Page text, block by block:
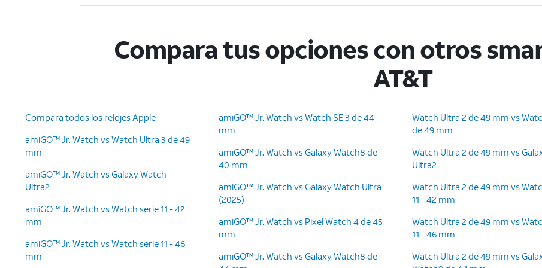
Compara tus opciones con otros
AT&T
Compara todos los relojes Apple
amiGO™ Jr. Watch vs Watch Ultra 3 de 49
mm
amiGO™ Jr. Watch vs Galaxy Watch
Ultra2
amiGO™ Jr. Watch vs Watch serie 11 - 42
mm
amiGO™ Jr. Watch vs Watch serie 11 - 46
mm
amiGO™ Jr. Watch vs Watch SE 3 de 44
mm
amiGO™ Jr. Watch vs Galaxy Watch8 de
40 mm
amiGO™ Jr. Watch vs Galaxy Watch Ultra
(2025)
amiGO™ Jr. Watch vs Pixel Watch 4 de 45
mm
amiGO™ Jr. Watch vs Galaxy Watch8 de
Watch Ultra 2 de 49 mm vs
de 49 mm
Watch Ultra 2 de 49 mm vs
Ultra2
Watch Ultra 2 de 49 mm vs
11 - 42 mm
Watch Ultra 2 de 49 mm vs
11 - 46 mm
Watch Ultra 2 de 49 mm vs